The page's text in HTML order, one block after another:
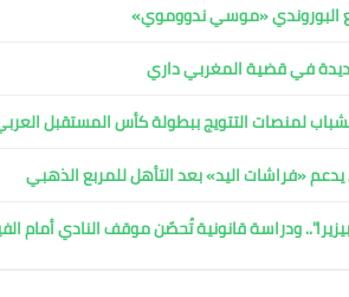
البوروندي «موسي ندووموي»
في قضية المغربي داري
«فراشات اليد» بعد التأهل للمربع الذهبي
ودراسة قانونية تُحصّن موقف النادي أمام